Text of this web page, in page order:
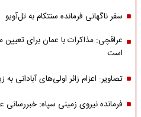
سفر ناگهانی فرمانده سنتکام به تل‌آویو
عراقچی: مذاکرات با عمان برای تعیین
است
تصاویر: اعزام زائر اولی‌های آبادانی
فرمانده نیروی زمینی سپاه: